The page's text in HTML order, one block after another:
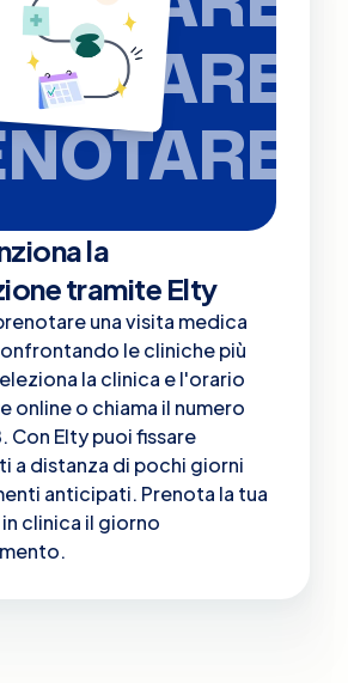
la
tramite Elty
una visita medica
le cliniche più
la clinica e l'orario
online o chiama il numero
Con Elty puoi fissare
a distanza di pochi giorni
anticipati. Prenota la tua
clinica il giorno